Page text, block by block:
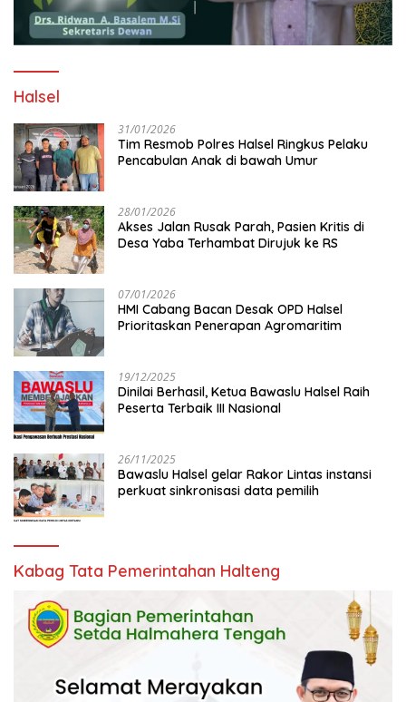
Halsel
31/01/2026
Tim Resmob Polres Halsel Ringkus Pelaku
Pencabulan Anak di bawah Umur
28/01/2026
Akses Jalan Rusak Parah, Pasien Kritis di
Desa Yaba Terhambat Dirujuk ke RS
07/01/2026
HMI Cabang Bacan Desak OPD Halsel
Prioritaskan Penerapan Agromaritim
19/12/2025
Dinilai Berhasil, Ketua Bawaslu Halsel Raih
Peserta Terbaik III Nasional
26/11/2025
Bawaslu Halsel gelar Rakor Lintas instansi
perkuat sinkronisasi data pemilih
Kabag Tata Pemerintahan Halteng